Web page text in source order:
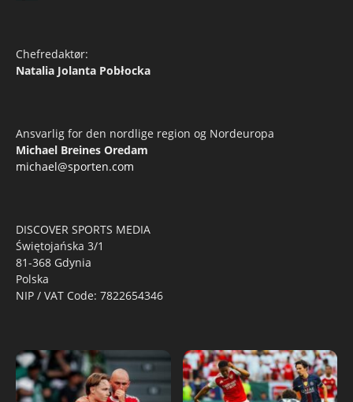
Chefredaktør:
Natalia Jolanta Pobłocka
Ansvarlig for den nordlige region og Nordeuropa
Michael Breines Oredam
michael@sporten.com
DISCOVER SPORTS MEDIA
Świętojańska 3/1
81-368 Gdynia
Polska
NIP / VAT Code: 7822654346